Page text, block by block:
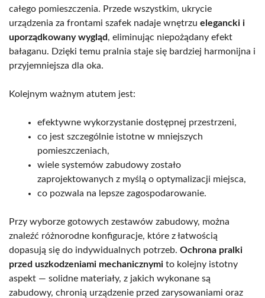
całego pomieszczenia. Przede wszystkim, ukrycie
urządzenia za frontami szafek nadaje wnętrzu elegancki i
uporządkowany wygląd, eliminując niepożądany efekt
bałaganu. Dzięki temu pralnia staje się bardziej harmonijna i
przyjemniejsza dla oka.
Kolejnym ważnym atutem jest:
efektywne wykorzystanie dostępnej przestrzeni,
co jest szczególnie istotne w mniejszych
pomieszczeniach,
wiele systemów zabudowy zostało
zaprojektowanych z myślą o optymalizacji miejsca,
co pozwala na lepsze zagospodarowanie.
Przy wyborze gotowych zestawów zabudowy, można
znaleźć różnorodne konfiguracje, które z łatwością
dopasują się do indywidualnych potrzeb. Ochrona pralki
przed uszkodzeniami mechanicznymi to kolejny istotny
aspekt — solidne materiały, z jakich wykonane są
zabudowy, chronią urządzenie przed zarysowaniami oraz